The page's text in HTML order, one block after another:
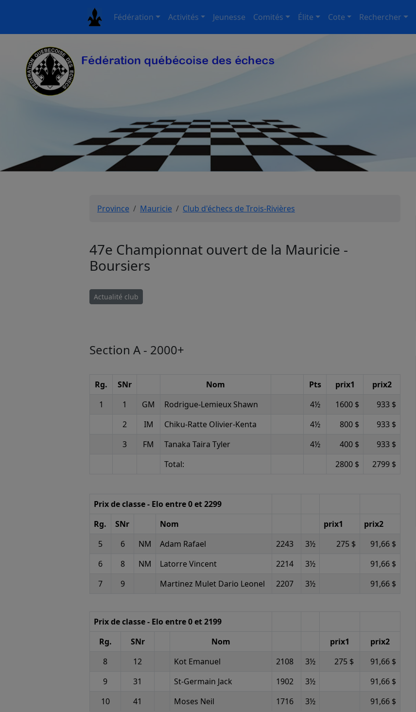
Fédération Activités Jeunesse Comités Élite Cote Rechercher
Province Mauricie Club d'échecs de Trois-Rivières
47e Championnat ouvert de la Mauricie -
Boursiers
Actualité club
Section A - 2000+
Rg. SNr Nom Pts prix1
prix2
1
1 GM Rodrigue-Lemieux Shawn 4½ 1600 $
933 $
2
IM Chiku-Ratte Olivier-Kenta 4½ 800 $
933 $
3
FM Tanaka Taira Tyler 4½ 400 $
933 $
Total:
2800 $ 2799 $
Prix de classe - Elo entre 0 et 2299
Rg.
SNr Nom prix1
prix2
5
6 NM Adam Rafael 2243 3½ 275 $
91,66 $
6
8 NM Latorre Vincent 2214 3½
91,66 $
7
9 Martinez Mulet Dario Leonel 2207 3½ 91,66 $
Prix de classe - Elo entre 0 et 2199
Rg.
SNr Nom prix1
prix2
8
12 Kot Emanuel 2108 3½ 275 $
91,66 $
9
31 St-Germain Jack 1902 3½
91,66 $
10
41 Moses Neil 1716 3½ 91,66 $